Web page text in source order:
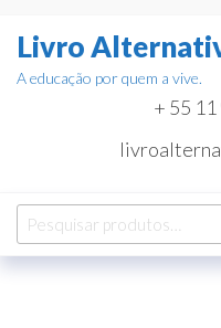
paraLivro
A educação por quem a vive.
+ 55
Pesquisar
por: